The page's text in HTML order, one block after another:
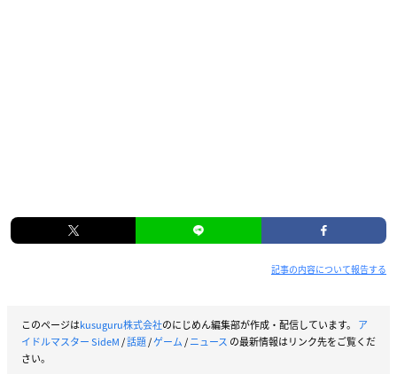
記事の内容について報告する
このページはkusuguru株式会社のにじめん編集部が作成・配信しています。 ア
イドルマスター SideM/話題/ゲーム/ニュース の最新情報はリンク先をご覧くだ
さい。